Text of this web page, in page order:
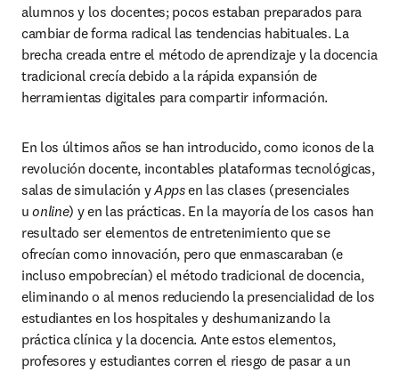
alumnos y los docentes; pocos estaban preparados para
cambiar de forma radical las tendencias habituales. La
brecha creada entre el método de aprendizaje y la docencia
tradicional crecía debido a la rápida expansión de
herramientas digitales para compartir información.
En los últimos años se han introducido, como iconos de la
revolución docente, incontables plataformas tecnológicas,
salas de simulación y Apps en las clases (presenciales
u online) y en las prácticas. En la mayoría de los casos han
resultado ser elementos de entretenimiento que se
ofrecían como innovación, pero que enmascaraban (e
incluso empobrecían) el método tradicional de docencia,
eliminando o al menos reduciendo la presencialidad de los
estudiantes en los hospitales y deshumanizando la
práctica clínica y la docencia. Ante estos elementos,
profesores y estudiantes corren el riesgo de pasar a un